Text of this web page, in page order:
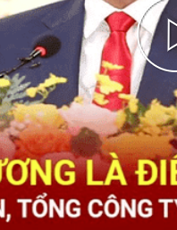
Thông cáo
Điểm báo
đổi số
sử phát triển
tin Thị trường Nông Lâm
triển nguồn nhân lực
triển bền vững
kiểm định
Tổ chức